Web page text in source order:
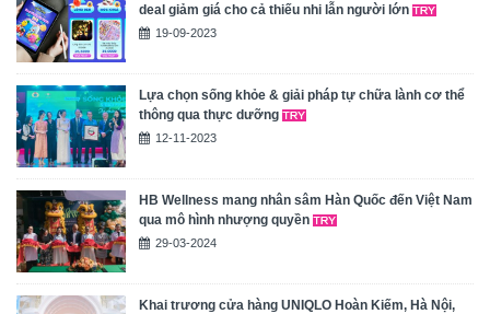
deal giảm giá cho cả thiếu nhi lẫn người lớn
19-09-2023
Lựa chọn sống khỏe & giải pháp tự chữa lành cơ thể
thông qua thực dưỡng
12-11-2023
HB Wellness mang nhân sâm Hàn Quốc đến Việt Nam
qua mô hình nhượng quyền
29-03-2024
Khai trương cửa hàng UNIQLO Hoàn Kiếm, Hà Nội,